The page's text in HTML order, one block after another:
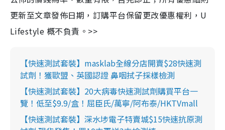
更新至文章發佈日期，訂購平台保留更改優惠權利，U
Lifestyle 概不負責。>>
【快速測試套裝】masklab全線分店開賣$28快速測
試劑！獲歐盟、英國認證 鼻咽拭子採樣檢測
【快速測試套裝】20大病毒快速測試劑購買平台一
覽！低至$9.9/盒！屈臣氏/萬寧/阿布泰/HKTVmall
【快速測試套裝】深水埗電子特賣城$15快速抗原測